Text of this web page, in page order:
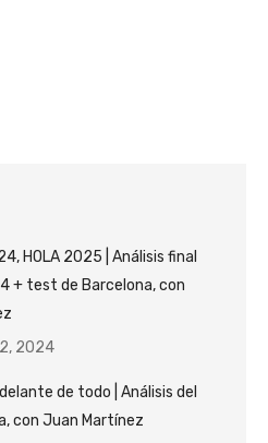
HOLA 2025 | Análisis final
+ test de Barcelona, con
2024
de todo | Análisis del
con Juan Martínez